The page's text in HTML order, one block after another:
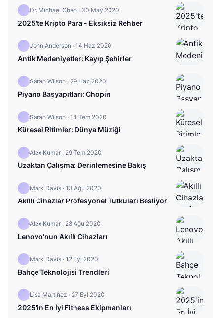
Dr. Michael Chen · 30 May 2020
2025'te Kripto Para - Eksiksiz Rehber
John Anderson · 14 Haz 2020
Antik Medeniyetler: Kayıp Şehirler
Sarah Wilson · 29 Haz 2020
Piyano Başyapıtları: Chopin
Sarah Wilson · 14 Tem 2020
Küresel Ritimler: Dünya Müziği
Alex Kumar · 29 Tem 2020
Uzaktan Çalışma: Derinlemesine Bakış
Mark Davis · 13 Ağu 2020
Akıllı Cihazlar Profesyonel Tutkuları Besliyor
Alex Kumar · 28 Ağu 2020
Lenovo'nun Akıllı Cihazları
Mark Davis · 12 Eyl 2020
Bahçe Teknolojisi Trendleri
Lisa Martinez · 27 Eyl 2020
2025'in En İyi Fitness Ekipmanları